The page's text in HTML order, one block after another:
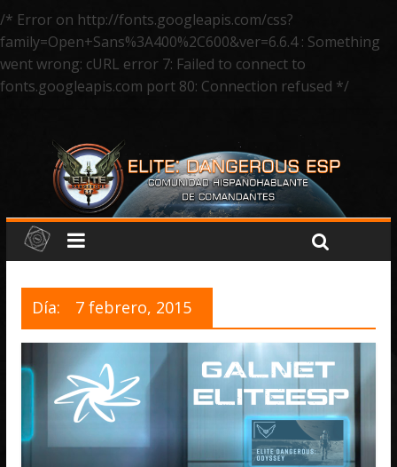
/* Error on http://fonts.googleapis.com/css?
family=Open+Sans%3A400%2C600&ver=6.6.4 : Something
went wrong: cURL error 7: Failed to connect to
fonts.googleapis.com port 80: Connection refused */
Día: 7 febrero, 2015